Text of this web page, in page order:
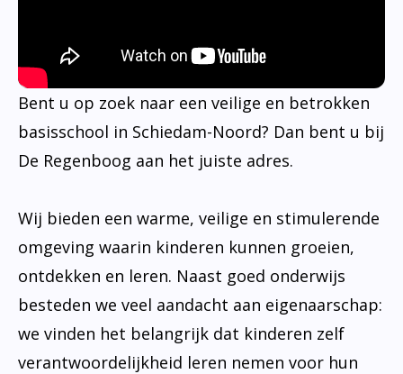
Bent u op zoek naar een veilige en betrokken
basisschool in Schiedam-Noord? Dan bent u bij
De Regenboog aan het juiste adres.
Wij bieden een warme, veilige en stimulerende
omgeving waarin kinderen kunnen groeien,
ontdekken en leren. Naast goed onderwijs
besteden we veel aandacht aan eigenaarschap:
we vinden het belangrijk dat kinderen zelf
verantwoordelijkheid leren nemen voor hun